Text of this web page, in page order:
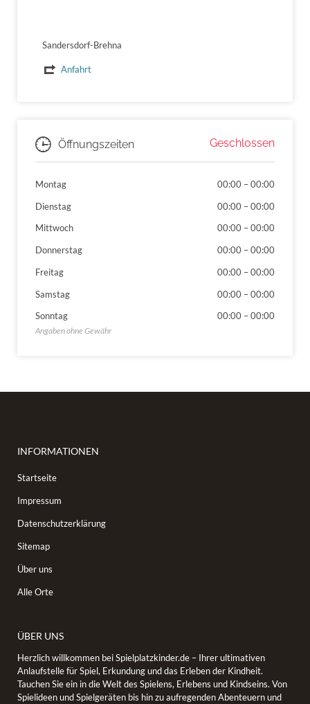
Sandersdorf-Brehna
Anfahrt
Öffnungszeiten Geschlossen
Montag 00:00 –00:00
Dienstag
00:00 –00:00
Mittwoch
00:00 –00:00
Donnerstag
00:00 –00:00
Freitag
00:00 –00:00
Samstag
00:00 –00:00
Sonntag
00:00 –00:00
INFORMATIONEN
Startseite
Impressum
Datenschutzerklärung
Sitemap
Über uns
Alle Orte
ÜBER UNS
Herzlich willkommen bei Spielplatzkinder.de – Ihrer ultimativen
Anlaufstelle für Spiel, Erkundung und das Erleben der Kindheit.
Tauchen Sie ein in die Welt des Spielens, Erlebens und Kindseins. Von
Spielideen und Spielgeräten bis hin zu aufregenden Abenteuern und